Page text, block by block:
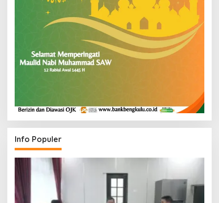
Info Populer